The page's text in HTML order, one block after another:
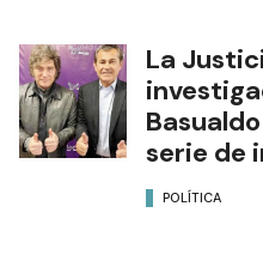
La
serie de
POLÍTICA